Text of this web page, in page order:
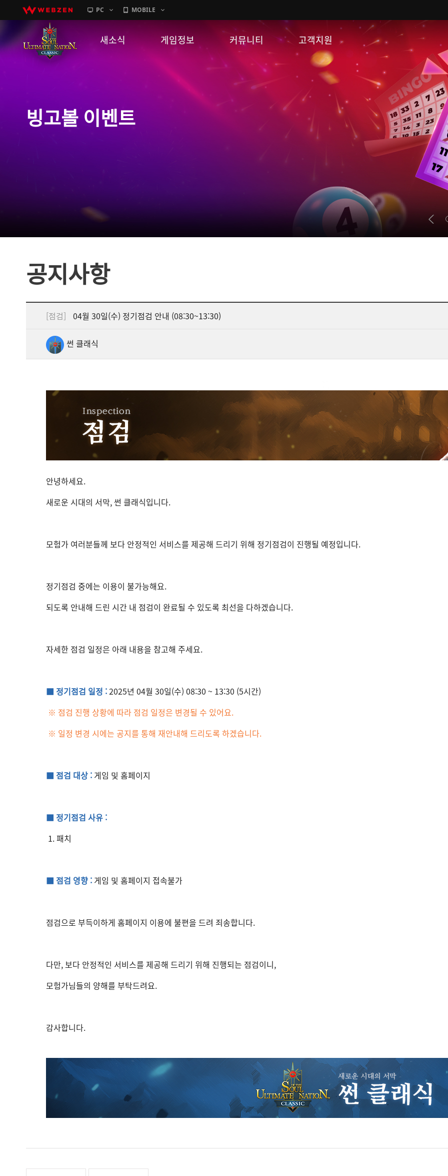
PC MOBILE
새소식
GM노트
이벤트
게임정보
세계관
캐릭터소개
커뮤니티
자유게시판
이미지게시판
공략 게시판
고객지원
FAQ
쿠폰등록
빙고볼 이벤트
공지사항
[점검] 04월 30일(수) 정기점검 안내 (08:30~13:30)
썬 클래식
안녕하세요.
새로운 시대의 서막, 썬 클래식입니다.
모험가 여러분들께 보다 안정적인 서비스를 제공해 드리기 위해 정기점검이 진행될 예정입니다.
정기점검 중에는 이용이 불가능해요.
되도록 안내해 드린 시간 내 점검이 완료될 수 있도록 최선을 다하겠습니다.
자세한 점검 일정은 아래 내용을 참고해 주세요.
■ 정기점검 일정 :2025년 04월 30일(수) 08:30 ~ 13:30 (5시간)
※ 점검 진행 상황에 따라 점검 일정은 변경될 수 있어요.
※ 일정 변경 시에는 공지를 통해 재안내해 드리도록 하겠습니다.
■ 점검 대상 : 게임 및 홈페이지
■ 정기점검 사유 :
1. 패치
■ 점검 영향 : 게임 및 홈페이지 접속불가
점검으로 부득이하게 홈페이지 이용에 불편을 드려 죄송합니다.
다만, 보다 안정적인 서비스를 제공해 드리기 위해 진행되는 점검이니,
모험가님들의 양해를 부탁드려요.
감사합니다.